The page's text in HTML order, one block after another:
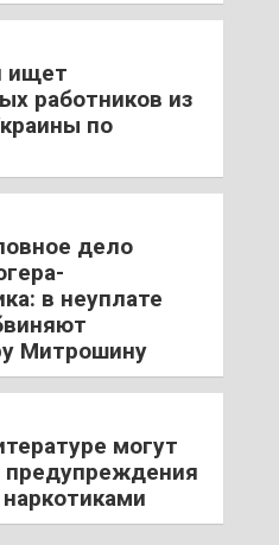
ищет
работников из
по
дело
в неуплате
Митрошину
могут
предупреждения